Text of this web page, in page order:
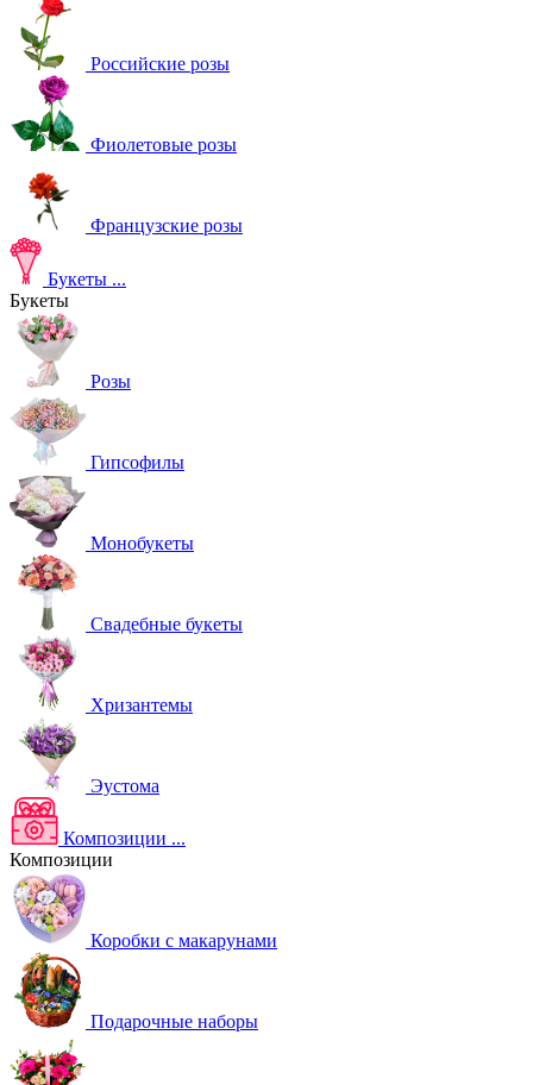
Российские розы
Фиолетовые розы
Французские розы
Букеты ...
Букеты
Розы
Гипсофилы
Монобукеты
Свадебные букеты
Хризантемы
Эустома
Композиции ...
Композиции
Коробки с макарунами
Подарочные наборы